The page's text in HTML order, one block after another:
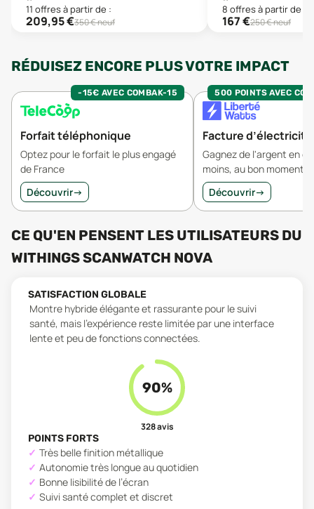
11 offresà partir de :
209,95€350€ neuf
8 offresà partir de :
167€250€ neuf
RÉDUISEZ ENCORE PLUS VOTRE IMPACT
-15€ AVEC COMBAK-15
Forfait téléphonique
Optez pour le forfait le plus engagé
de France
Découvrir→
500 POINTS AVEC
Facture d’électricité
Gagnez de l'argent en
moins, au bon moment.
Découvrir→
CE QU'EN PENSENT LES UTILISATEURS DU
WITHINGS SCANWATCH NOVA
SATISFACTION GLOBALE
Montre hybride élégante et rassurante pour le suivi
santé, mais l’expérience reste limitée par une interface
lente et peu de fonctions connectées.
90%
328avis
POINTS FORTS
Très belle finition métallique
Autonomie très longue au quotidien
Bonne lisibilité de l’écran
Suivi santé complet et discret